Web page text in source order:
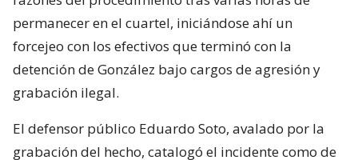
permanecer en el cuartel, iniciándose ahí un
forcejeo con los efectivos que terminó con la
detención de González bajo cargos de agresión y
grabación ilegal.
El defensor público Eduardo Soto, avalado por la
grabación del hecho, catalogó el incidente como de